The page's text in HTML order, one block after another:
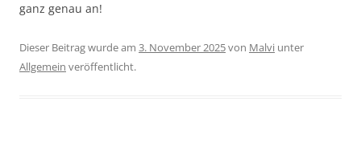
ganz genau an!
Dieser Beitrag wurde am 3. November 2025von Malvi unter
Allgemein veröffentlicht.